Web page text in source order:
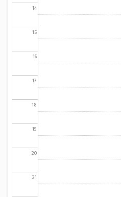
14
15
16
17
18
19
20
21